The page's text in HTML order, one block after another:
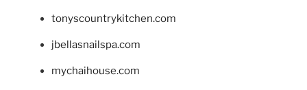
tonyscountrykitchen.com
jbellasnailspa.com
mychaihouse.com